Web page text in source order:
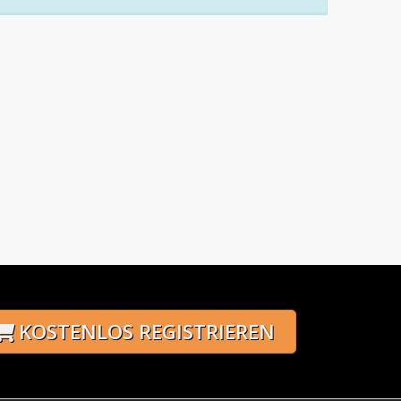
KOSTENLOS REGISTRIEREN